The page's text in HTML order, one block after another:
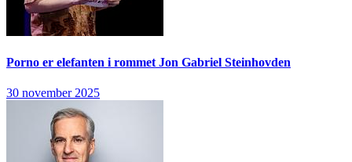
Porno er elefanten i rommet Jon Gabriel Steinhovden
30 november 2025